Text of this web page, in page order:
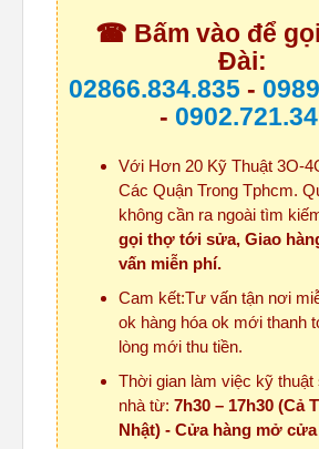
☎ Bấm vào để
Đài:
02866.834.835 -
-
Với Hơn 20 Kỹ Thuật 3O-
Các Quận Trong Tphcm.
không cần ra ngoài tìm
gọi thợ tới sửa, Giao
vấn miễn phí.
Cam kết:Tư vấn tận nơi
ok hàng hóa ok mới thanh
lòng mới thu tiền.
Thời gian làm việc kỹ thuật
nhà từ: 7h30 – 17h30 (Cả
Nhật) - Cửa hàng mở